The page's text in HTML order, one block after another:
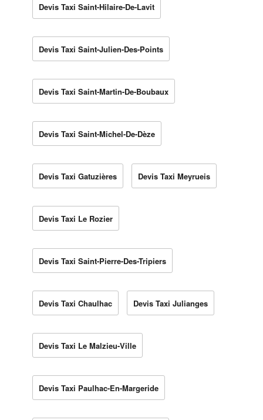
Devis Taxi Saint-Hilaire-De-Lavit
Devis Taxi Saint-Julien-Des-Points
Devis Taxi Saint-Martin-De-Boubaux
Devis Taxi Saint-Michel-De-Dèze
Devis Taxi Gatuzières Devis Taxi Meyrueis
Devis Taxi Le Rozier
Devis Taxi Saint-Pierre-Des-Tripiers
Devis Taxi Chaulhac Devis Taxi Julianges
Devis Taxi Le Malzieu-Ville
Devis Taxi Paulhac-En-Margeride